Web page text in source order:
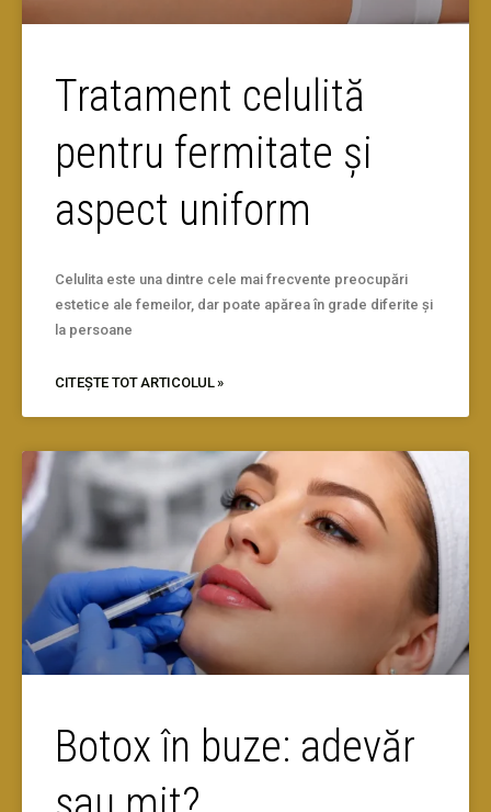
Tratament celulită
pentru fermitate și
aspect uniform
Celulita este una dintre cele mai frecvente preocupări
estetice ale femeilor, dar poate apărea în grade diferite și
la persoane
CITEȘTE TOT ARTICOLUL »
Botox în buze: adevăr